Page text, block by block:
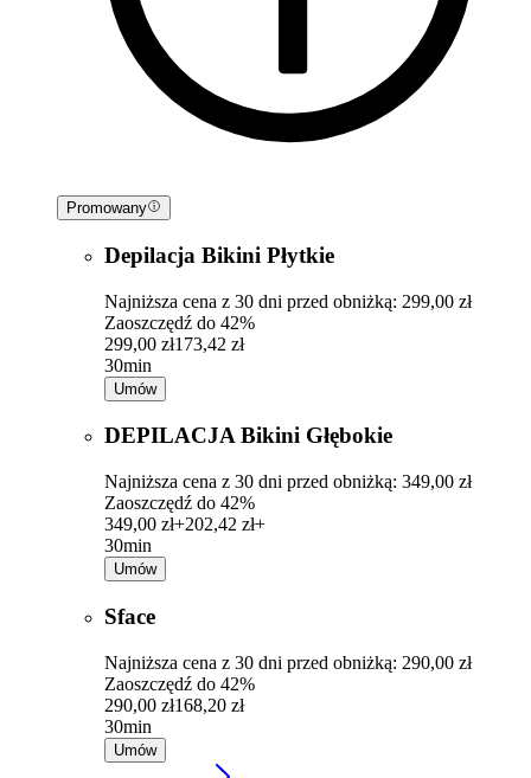
Promowany
Depilacja Bikini Płytkie
Najniższa cena z 30 dni przed obniżką: 299,00 zł
Zaoszczędź do 42%
299,00 zł173,42 zł
30min
Umów
DEPILACJA Bikini Głębokie
Najniższa cena z 30 dni przed obniżką: 349,00 zł
Zaoszczędź do 42%
349,00 zł+202,42 zł+
30min
Umów
Sface
Najniższa cena z 30 dni przed obniżką: 290,00 zł
Zaoszczędź do 42%
290,00 zł168,20 zł
30min
Umów